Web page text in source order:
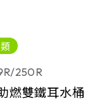
250R
燃雙鐵耳水桶